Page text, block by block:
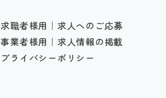
求職者様用｜求人へのご応募
事業者様用｜求人情報の掲載
プライバシーポリシー